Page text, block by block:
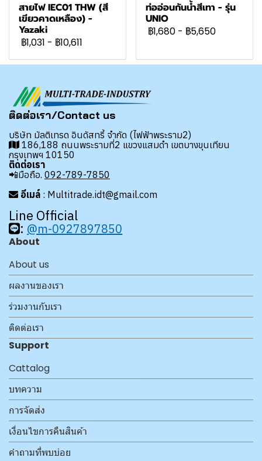
สายไฟ IEC01 THW (สี
เขียวคาดเหลือง) -
Yazaki
฿1,031 - ฿10,611
ท่ออ่อนกันน้ำสีเทา - รุ่น
UNIO
฿1,680 - ฿5,650
ติดต่อเรา/Contact us
บริษัท มัลติเทรด อินดัสทรี้ จำกัด (ไฟฟ้าพระราม2)
186,188 ถนนพระรามที่2 แขวงแสมดำ เขตบางขุนเทียน
กรุงเทพฯ 10150
ติดต่อเรา
📲มือถือ. 092-789-7850
อีเมล์ : Multitrade.idt@gmail.com
Line Official
: @m-0927897850
About
About us
ผลงานของเรา
ร่วมงานกับเรา
ติดต่อเรา
Support
Cattalog
บทความ
การจัดส่ง
เงื่อนไขการคืนสินค้า
คำถามที่พบบ่อย